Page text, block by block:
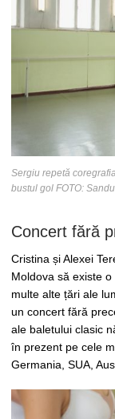
Sergiu repetă
bustul gol FOTO:
Concert fără
Cristina și Alexei
Moldova să existe
multe alte țări ale
un concert fără
ale baletului clasic
în prezent pe cele
Germania, SUA,